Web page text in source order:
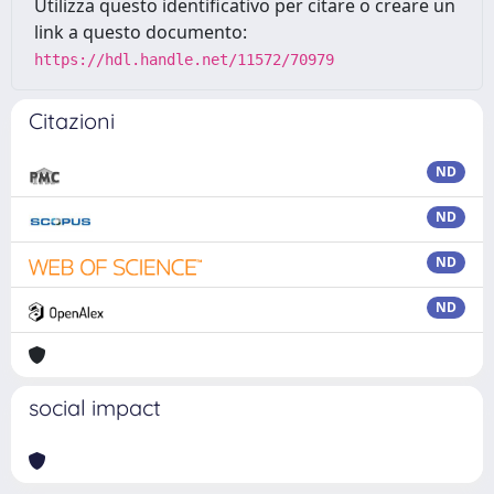
Utilizza questo identificativo per citare o creare un
link a questo documento:
https://hdl.handle.net/11572/70979
Citazioni
ND
ND
ND
ND
social impact